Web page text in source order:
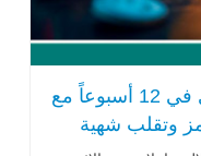
تراجع بتكوين من أعلى مستوى في 12 أسبوعاً مع
وتقلب شهية